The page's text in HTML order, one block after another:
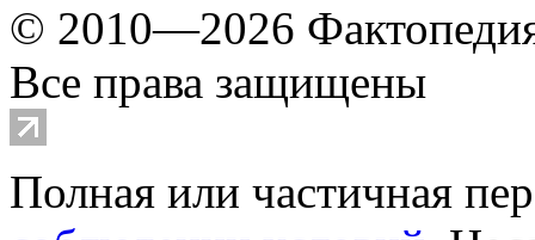
© 2010—2026
Все права защищены
Полная или частичная